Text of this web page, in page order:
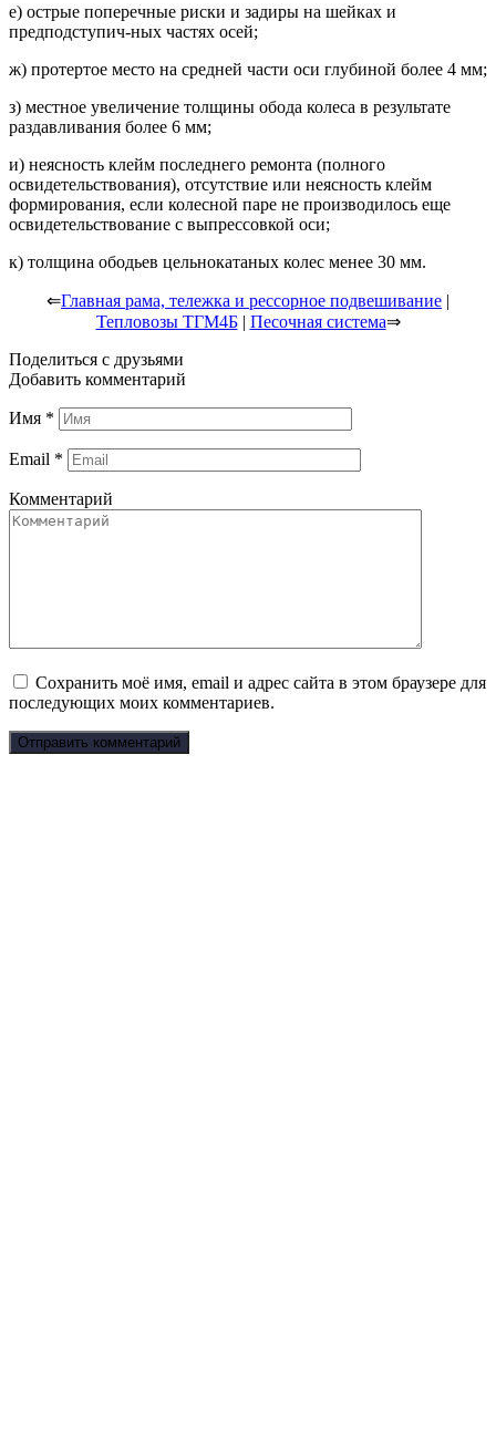
е) острые поперечные риски и задиры на шейках и
предподступич-ных частях осей;
ж) протертое место на средней части оси глубиной более 4 мм;
з) местное увеличение толщины обода колеса в результате
раздавливания более 6 мм;
и) неясность клейм последнего ремонта (полного
освидетельствования), отсутствие или неясность клейм
формирования, если колесной паре не производилось еще
освидетельствование с выпрессовкой оси;
к) толщина ободьев цельнокатаных колес менее 30 мм.
⇐Главная рама, тележка и рессорное подвешивание |
Тепловозы ТГМ4Б| Песочная система⇒
Поделиться с друзьями
Добавить комментарий
Имя *
Email *
Комментарий
Сохранить моё имя, email и адрес сайта в этом браузере для
последующих моих комментариев.